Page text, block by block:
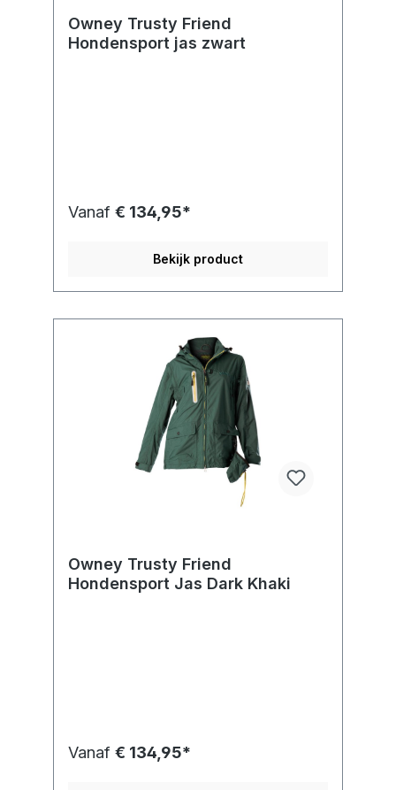
Owney Trusty Friend
Hondensport jas zwart
Vanaf € 134,95*
Bekijk product
Owney Trusty Friend
Hondensport Jas Dark Khaki
Vanaf € 134,95*